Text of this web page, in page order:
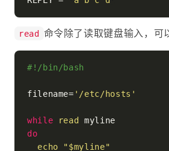
read 命令除了读取键盘输入，可
#!/bin/bash
filename= '/etc/hosts'
while read
do
echo
"$myline"